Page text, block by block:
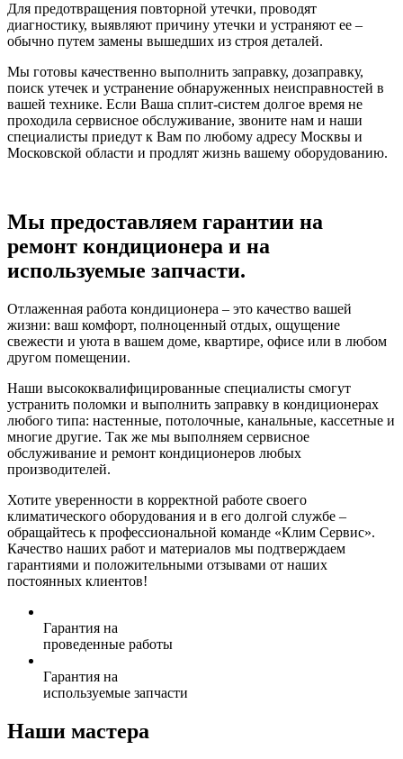
Для предотвращения повторной утечки, проводят
диагностику, выявляют причину утечки и устраняют ее –
обычно путем замены вышедших из строя деталей.
Мы готовы качественно выполнить заправку, дозаправку,
поиск утечек и устранение обнаруженных неисправностей в
вашей технике. Если Ваша сплит-систем долгое время не
проходила сервисное обслуживание, звоните нам и наши
специалисты приедут к Вам по любому адресу Москвы и
Московской области и продлят жизнь вашему оборудованию.
Мы предоставляем гарантии на
ремонт кондиционера и на
используемые запчасти.
Отлаженная работа кондиционера – это качество вашей
жизни: ваш комфорт, полноценный отдых, ощущение
свежести и уюта в вашем доме, квартире, офисе или в любом
другом помещении.
Наши высококвалифицированные специалисты смогут
устранить поломки и выполнить заправку в кондиционерах
любого типа: настенные, потолочные, канальные, кассетные и
многие другие. Так же мы выполняем сервисное
обслуживание и ремонт кондиционеров любых
производителей.
Хотите уверенности в корректной работе своего
климатического оборудования и в его долгой службе –
обращайтесь к профессиональной команде «Клим Сервис».
Качество наших работ и материалов мы подтверждаем
гарантиями и положительными отзывами от наших
постоянных клиентов!
Гарантия на
проведенные работы
Гарантия на
используемые запчасти
Наши мастера